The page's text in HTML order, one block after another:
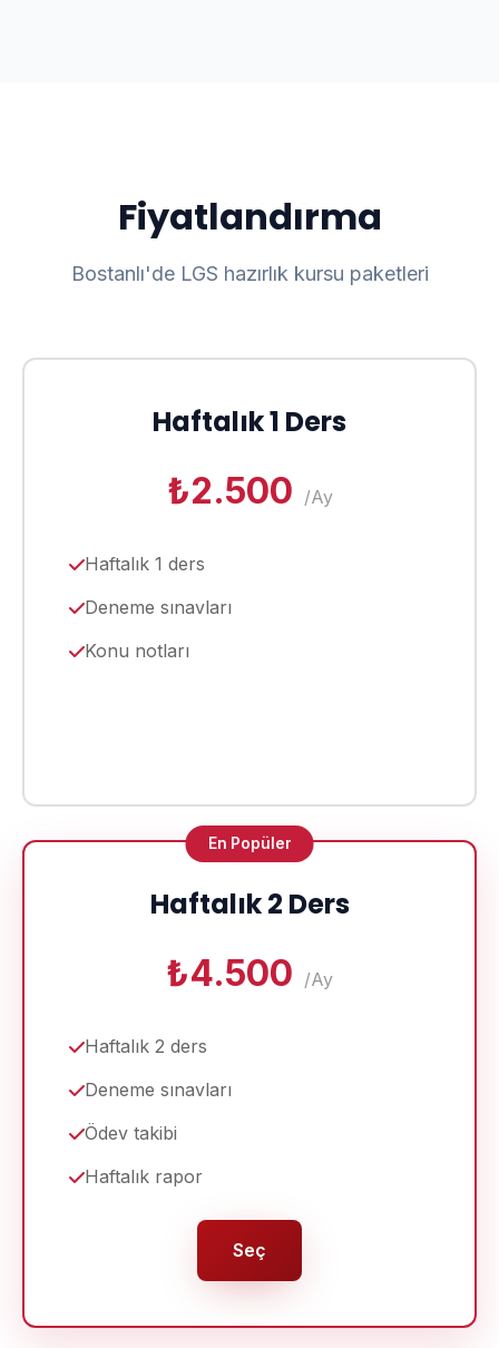
Fiyatlandırma
Bostanlı'de LGS hazırlık kursu paketleri
Haftalık 1 Ders
₺2.500 /Ay
Haftalık 1 ders
Deneme sınavları
Konu notları
En Popüler
Haftalık 2 Ders
₺4.500 /Ay
Haftalık 2 ders
Deneme sınavları
Ödev takibi
Haftalık rapor
Seç